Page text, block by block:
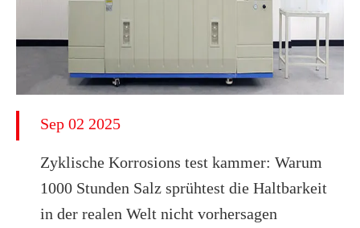
Sep 02 2025
Zyklische Korrosions test kammer: Warum
1000 Stunden Salz sprühtest die Haltbarkeit
in der realen Welt nicht vorhersagen